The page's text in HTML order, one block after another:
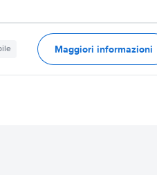
Maggiori informazioni